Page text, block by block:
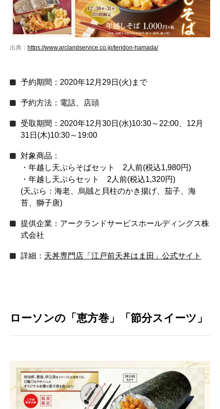
出典： https://www.arclandservice.co.jp/tendon-hamada/
予約期間：2020年12月29日(火)まで
予約方法：電話、店頭
受取期間：2020年12月30日(水)10:30～22:00、12月
31日(木)10:30～19:00
対象商品：
・年越し天ぷらそばセット 2人前(税込1,980円)
・年越し天ぷらセット 2人前(税込1,320円)
(天ぷら：海老、烏賊と貝柱のかき揚げ、茄子、海
苔、獅子唐)
提供企業：アークランドサービスホールディングス株
式会社
詳細： 天丼専門店「江戸前天丼はま田」公式サイト
ローソンの「恵方巻」「節分スイーツ」